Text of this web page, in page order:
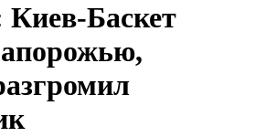
Киев-Баскет